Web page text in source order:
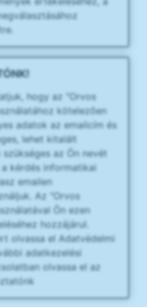
hogy az "Orvos
kötelezően
adatok az emailcím és
lehet kitalált
az Ön nevét
kérdés informatikai
emailen
Az "Orvos
Ön ezen
hozzájárul.
olvassa el Adatvédelmi
adatkezelési
olvassa el az